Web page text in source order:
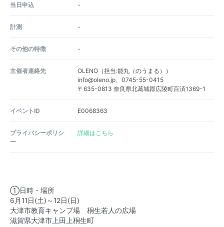
当日申込 -
計測 -
その他の特徴 -
主催者連絡先
OLENO（担当:能丸（のうまる））
info@oleno.jp、0745-55-0415
〒635-0813 奈良県北葛城郡広陵町百済1369-1
イベントID E0068363
プライバシーポリシ
ー
詳細はこちら
①日時・場所
6月11日(土)～12日(日)
大津市教育キャンプ場 桐生若人の広場
滋賀県大津市上田上桐生町